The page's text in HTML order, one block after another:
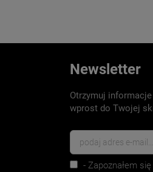
Newsletter
Otrzymuj
wprost do Twojej
- Zapoznałem się